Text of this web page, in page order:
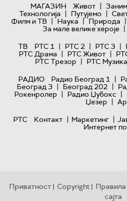
МАГАЗИН
Живот |
Технологијa | Путујемо |
Филм и ТВ | Наука | Природа |
За мале велике хероје |
ТВ
РТС 1 | РТС 2 | РТС 3 |
РТС Драма | РТС Живот |
РТС Трезор | РТС Музика
РАДИО
Радио Београд 1 |
Београд 3 | Београд 202 |
Рокенролер | Радио Џубокс |
Џезер |
РТС
Контакт | Маркетинг |
Интернет
Приватност | Copyright | Правила
сајта